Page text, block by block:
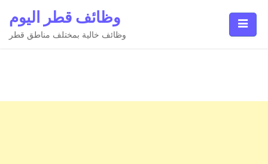
content
وظائف قطر اليوم
وظائف خالية بمختلف مناطق قطر